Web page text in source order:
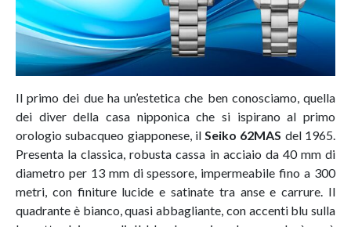
Il primo dei due ha un’estetica che ben conosciamo, quella
dei diver della casa nipponica che si ispirano al primo
orologio subacqueo giapponese, il Seiko 62MAS del 1965.
Presenta la classica, robusta cassa in acciaio da 40 mm di
diametro per 13 mm di spessore, impermeabile fino a 300
metri, con finiture lucide e satinate tra anse e carrure. Il
quadrante è bianco, quasi abbagliante, con accenti blu sulla